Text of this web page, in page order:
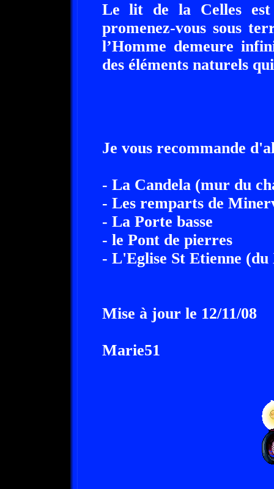
Le lit de la Celles est
promenez-vous sous
l’Homme demeure
des éléments naturels
Je vous recommande
- La Candela (mur du
- Les remparts de
- La Porte basse
- le Pont de pierres
- L'Eglise St Etienne
Mise à jour le 12/11/08
Marie51